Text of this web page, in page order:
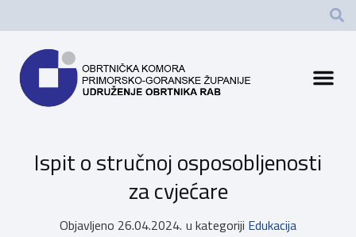
Ispit o stručnoj osposobljenosti
za cvjećare
Objavljeno 26.04.2024. u kategoriji Edukacija